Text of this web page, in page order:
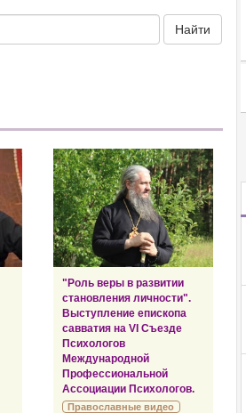
Найти
"Роль веры в развитии
становления личности".
Выступление епископа
савватия на VI Съезде
Психологов
Международной
Профессиональной
Ассоциации Психологов.
Православные видео